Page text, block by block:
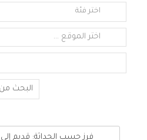
اختر الموقع ...